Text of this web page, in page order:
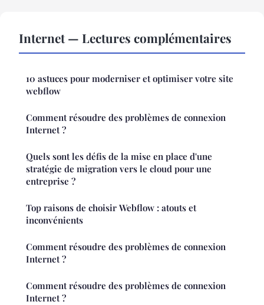
Internet — Lectures complémentaires
10 astuces pour moderniser et optimiser votre site
webflow
Comment résoudre des problèmes de connexion
Internet ?
Quels sont les défis de la mise en place d'une
stratégie de migration vers le cloud pour une
entreprise ?
Top raisons de choisir Webflow : atouts et
inconvénients
Comment résoudre des problèmes de connexion
Internet ?
Comment résoudre des problèmes de connexion
Internet ?